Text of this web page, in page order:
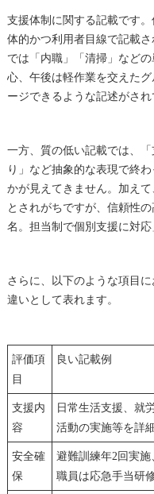
支援体制に関する記載です
体的かつ利用者目線で記載
では「内職」「清掃」など
心、午後は軽作業を交えた
ージできるような記述がされ
一方、質の低い記載では、
り」など抽象的な表現で終
かが見えてきません。加え
とされがちですが、信頼性
名。担当制で個別支援に対応
さらに、以下のような項目
違いとして表れます。
評価項
目
良い記載例
支援内
容
日常生活支援、就
活動の実施等を詳
安全確
保
避難訓練年2回実施
職員は応急手当研